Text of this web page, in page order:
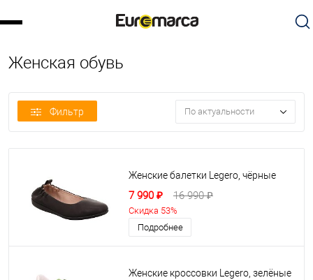
Женская обувь
Фильтр По актуальности
Женские балетки Legero, чёрные
7 990 ₽ 16 990 ₽
Скидка 53%
Подробнее
Женские кроссовки Legero, зелёные